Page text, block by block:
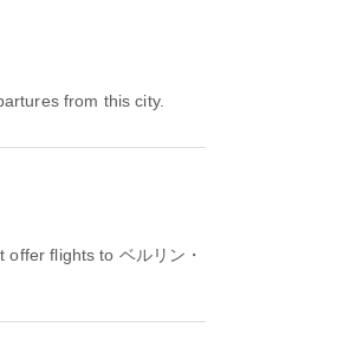
from this city.
flights to ベルリン・